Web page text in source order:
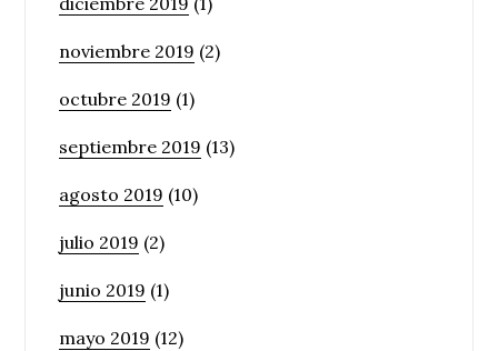
noviembre 2019 (2)
octubre 2019 (1)
septiembre 2019 (13)
agosto 2019 (10)
julio 2019 (2)
junio 2019 (1)
mayo 2019 (12)